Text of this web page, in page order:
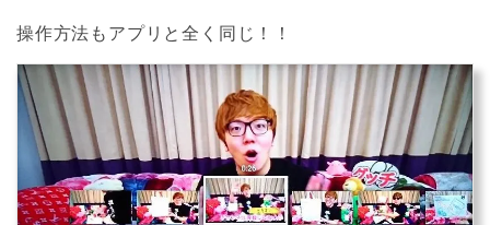
操作方法もアプリと全く同じ！！